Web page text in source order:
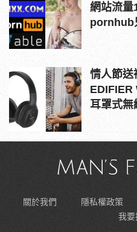
網站流量
pornhub
情人節送
EDIFIER
耳罩式無
關於我們 隱私權政策
我要